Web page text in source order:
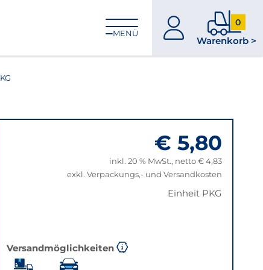
MENÜ
zum
0
Warenkorb >
0
im
€ 5,80
inkl. 20 % MwSt., netto € 4,83
exkl. Verpackungs,- und Versandkosten
Einheit PKG
Versandmöglichkeiten